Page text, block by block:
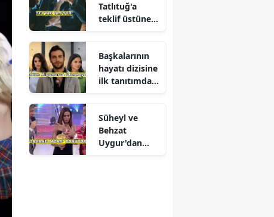
Tatlıtuğ'a
teklif üstüne
Başkalarının
hayatı dizisine
ilk tanıtımdan
Süheyl ve
Behzat
Uygur'dan